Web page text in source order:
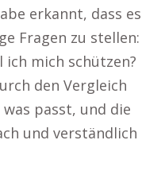
erkannt, dass es
Fragen zu stellen:
mich schützen?
den Vergleich
passt, und die
und verständlich